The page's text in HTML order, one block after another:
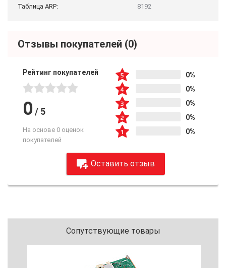
Таблица ARP: 8192
Отзывы покупателей (0)
Рейтинг покупателей
0 / 5
На основе 0 оценок
покупателей
0%
0%
0%
0%
0%
Оставить отзыв
Сопутствующие товары